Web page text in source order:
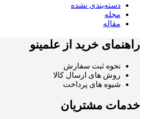
دسته‌بندی نشده
مجله
مقاله
راهنمای خرید از علمینو
نحوه ثبت سفارش
روش های ارسال کالا
شیوه های پرداخت
خدمات مشتریان